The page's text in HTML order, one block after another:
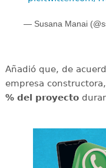
— Susana Manai
Añadió que, de
empresa
% del proyecto